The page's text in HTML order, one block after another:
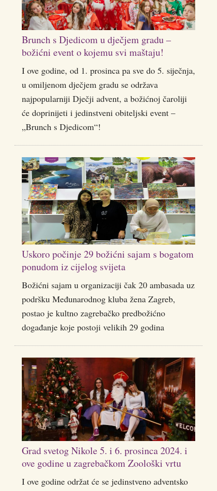
Brunch s Djedicom u dječjem gradu –
božićni event o kojemu svi maštaju!
I ove godine, od 1. prosinca pa sve do 5. siječnja,
u omiljenom dječjem gradu se održava
najpopularniji Dječji advent, a božićnoj čaroliji
će doprinijeti i jedinstveni obiteljski event –
„Brunch s Djedicom“!
Uskoro počinje 29 božićni sajam s bogatom
ponudom iz cijelog svijeta
Božićni sajam u organizaciji čak 20 ambasada uz
podršku Međunarodnog kluba žena Zagreb,
postao je kultno zagrebačko predbožićno
događanje koje postoji velikih 29 godina
Grad svetog Nikole 5. i 6. prosinca 2024. i
ove godine u zagrebačkom Zoološki vrtu
I ove godine održat će se jedinstveno adventsko